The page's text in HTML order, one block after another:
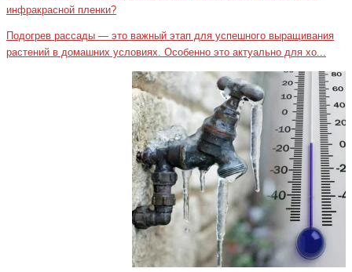
инфракрасной пленки?
Подогрев рассады — это важный этап для успешного выращивания
растений в домашних условиях. Особенно это актуально для хо...